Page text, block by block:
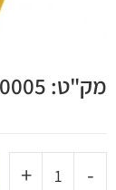
מק"ט: 25320005
-
+